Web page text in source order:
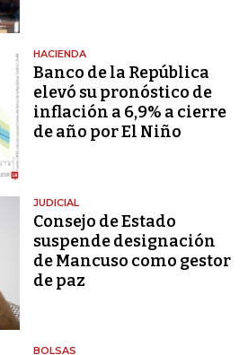
HACIENDA
Banco de la República
elevó su pronóstico de
inflación a 6,9% a cierre
de año por El Niño
JUDICIAL
Consejo de Estado
suspende designación
de Mancuso como gestor
de paz
BOLSAS